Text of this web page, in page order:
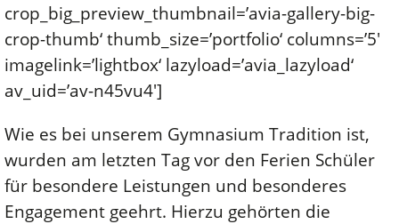
crop_big_preview_thumbnail=’avia-gallery-big-
crop-thumb‘ thumb_size=’portfolio‘ columns=’5′
imagelink=’lightbox‘ lazyload=’avia_lazyload‘
av_uid=’av-n45vu4′]
Wie es bei unserem Gymnasium Tradition ist,
wurden am letzten Tag vor den Ferien Schüler
für besondere Leistungen und besonderes
Engagement geehrt. Hierzu gehörten die